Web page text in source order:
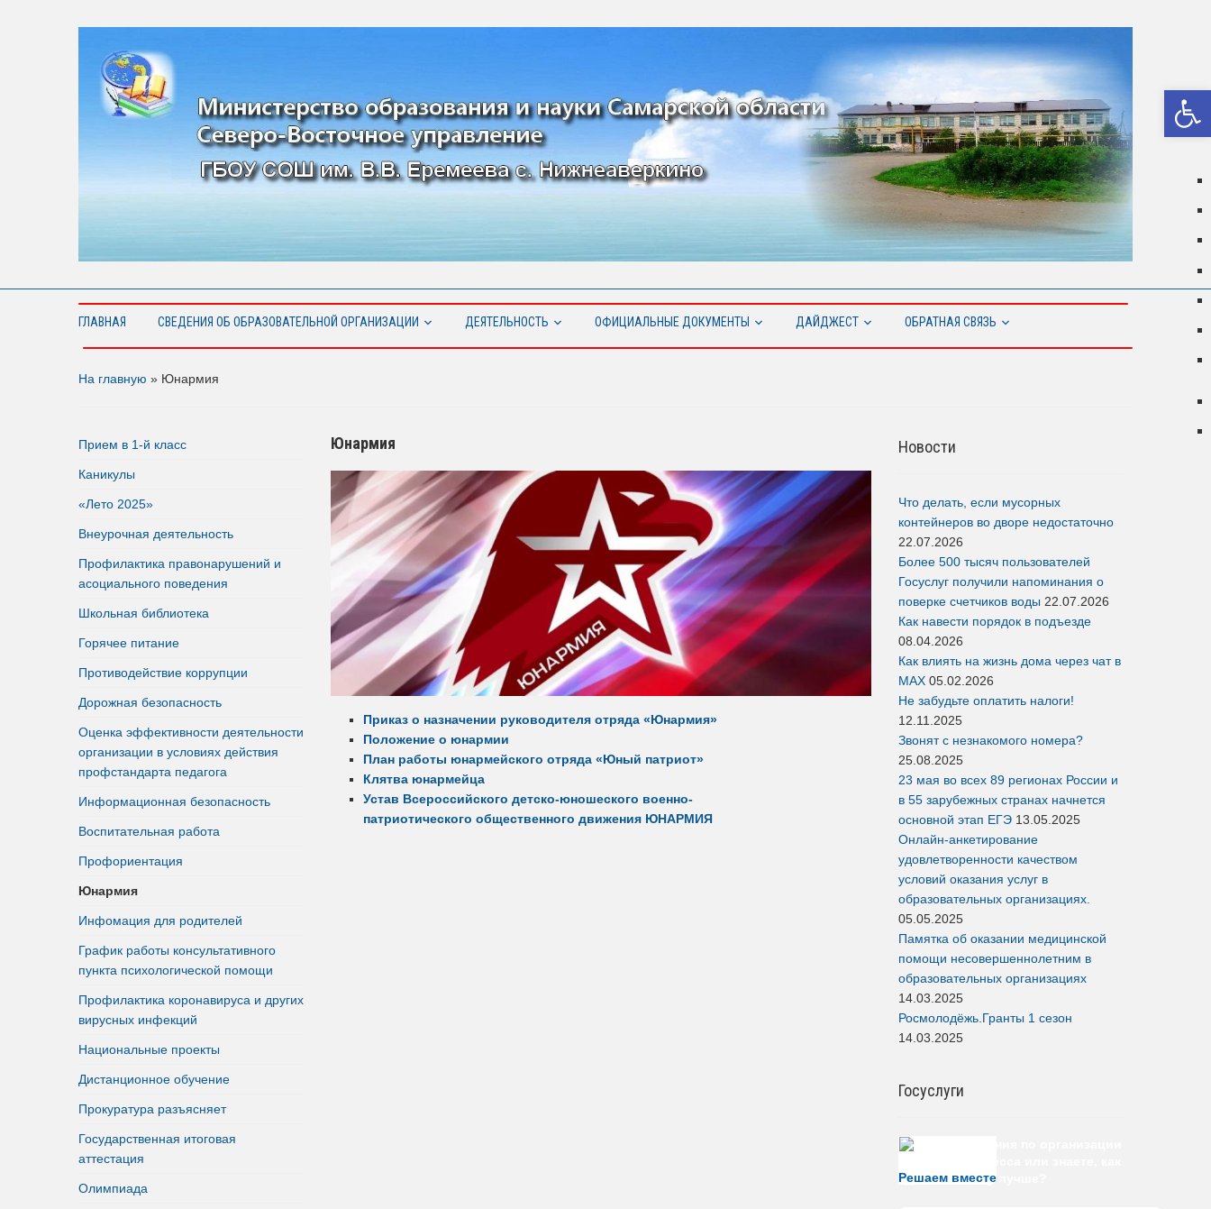
ГЛАВНАЯ СВЕДЕНИЯ ОБ ОБРАЗОВАТЕЛЬНОЙ ОРГАНИЗАЦИИ ДЕЯТЕЛЬНОСТЬ ОФИЦИАЛЬНЫЕ ДОКУМЕНТЫ ДАЙДЖЕСТ ОБРАТНАЯ СВЯЗЬ
На главную » Юнармия
Прием в 1-й класс
Каникулы
«Лето 2025»
Внеурочная деятельность
Профилактика правонарушений и
асоциального поведения
Школьная библиотека
Горячее питание
Противодействие коррупции
Дорожная безопасность
Оценка эффективности деятельности
организации в условиях действия
профстандарта педагога
Информационная безопасность
Воспитательная работа
Профориентация
Юнармия
Инфомация для родителей
График работы консультативного
пункта психологической помощи
Профилактика коронавируса и других
вирусных инфекций
Национальные проекты
Дистанционное обучение
Прокуратура разъясняет
Государственная итоговая
аттестация
Олимпиада
Юнармия
Приказ о назначении руководителя отряда «Юнармия»
Положение о юнармии
План работы юнармейского отряда «Юный патриот»
Клятва юнармейца
Устав Всероссийского детско-юношеского военно-
патриотического общественного движения ЮНАРМИЯ
Новости
Что делать, если мусорных
контейнеров во дворе недостаточно
22.07.2026
Более 500 тысяч пользователей
Госуслуг получили напоминания о
поверке счетчиков воды 22.07.2026
Как навести порядок в подъезде
08.04.2026
Как влиять на жизнь дома через чат в
MAX 05.02.2026
Не забудьте оплатить налоги!
12.11.2025
Звонят с незнакомого номера?
25.08.2025
23 мая во всех 89 регионах России и
в 55 зарубежных странах начнется
основной этап ЕГЭ 13.05.2025
Онлайн-анкетирование
удовлетворенности качеством
условий оказания услуг в
образовательных организациях.
05.05.2025
Памятка об оказании медицинской
помощи несовершеннолетним в
образовательных организациях
14.03.2025
Росмолодёжь.Гранты 1 сезон
14.03.2025
Госуслуги
Решаем вместе
Есть предложения по организации
сделать школу лучше?